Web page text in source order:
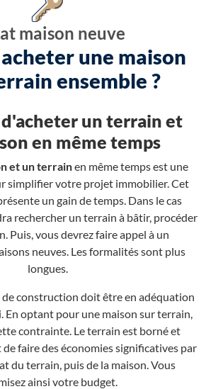
maison neuve
une maison
ensemble ?
un terrain et
en même temps
et un terrainen même temps est une
simplifier votre projet immobilier. Cet
un gain de temps. Dans le cas
rechercher un terrain à bâtir, procéder
Puis, vous devrez faire appel à un
neuves. Les formalités sont plus
longues.
construction doit être en adéquation
En optant pour une maison sur terrain,
contrainte. Le terrain est borné et
faire des économies significatives par
du terrain, puis de la maison. Vous
ainsi votre budget.